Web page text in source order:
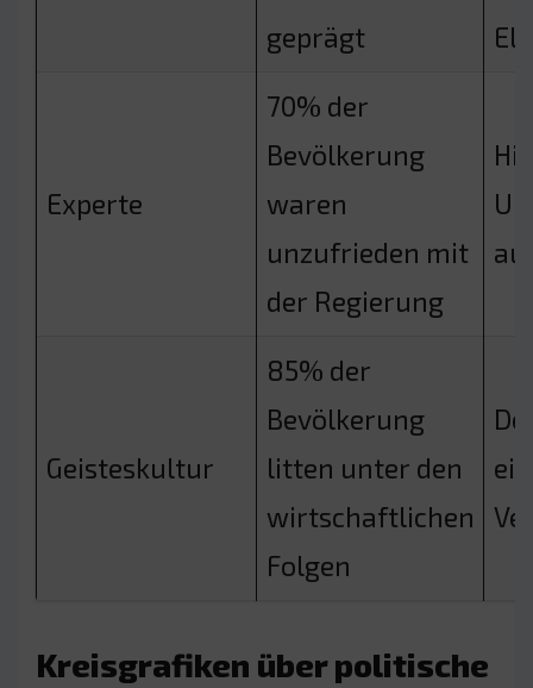
geprägt
Experte
70% der
Bevölkerung
waren
unzufrieden mit
der Regierung
Geisteskultur
85% der
Bevölkerung
litten unter den
wirtschaftlichen
Folgen
Kreisgrafiken über politische